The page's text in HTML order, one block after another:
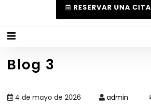
RESERVAR UNA CITA
Blog 3
4 de mayo de 2026 admin